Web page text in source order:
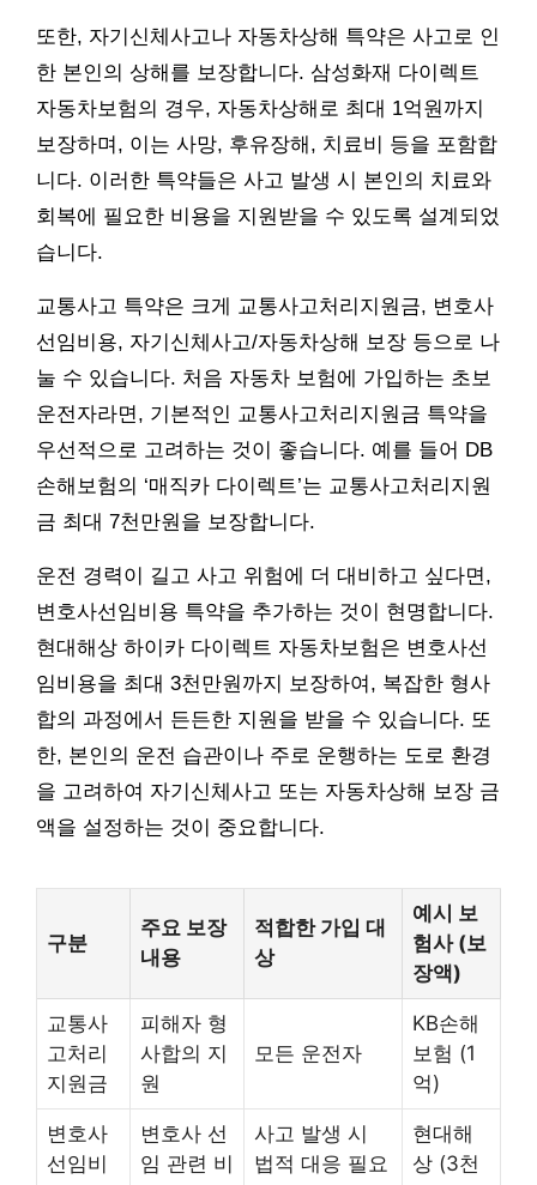
또한, 자기신체사고나 자동차상해 특약은 사고로 인
한 본인의 상해를 보장합니다. 삼성화재 다이렉트
자동차보험의 경우, 자동차상해로 최대 1억원까지
보장하며, 이는 사망, 후유장해, 치료비 등을 포함합
니다. 이러한 특약들은 사고 발생 시 본인의 치료와
회복에 필요한 비용을 지원받을 수 있도록 설계되었
습니다.
교통사고 특약은 크게 교통사고처리지원금, 변호사
선임비용, 자기신체사고/자동차상해 보장 등으로 나
눌 수 있습니다. 처음 자동차 보험에 가입하는 초보
운전자라면, 기본적인 교통사고처리지원금 특약을
우선적으로 고려하는 것이 좋습니다. 예를 들어 DB
손해보험의 ‘매직카 다이렉트’는 교통사고처리지원
금 최대 7천만원을 보장합니다.
운전 경력이 길고 사고 위험에 더 대비하고 싶다면,
변호사선임비용 특약을 추가하는 것이 현명합니다.
현대해상 하이카 다이렉트 자동차보험은 변호사선
임비용을 최대 3천만원까지 보장하여, 복잡한 형사
합의 과정에서 든든한 지원을 받을 수 있습니다. 또
한, 본인의 운전 습관이나 주로 운행하는 도로 환경
을 고려하여 자기신체사고 또는 자동차상해 보장 금
액을 설정하는 것이 중요합니다.
구분
주요 보장
내용
적합한 가입 대
상
예시 보
험사 (보
장액)
교통사
고처리
지원금
피해자 형
사합의 지
원
모든 운전자
KB손해
보험 (1
억)
변호사
선임비
변호사 선
임 관련 비
사고 발생 시
법적 대응 필요
현대해
상 (3천